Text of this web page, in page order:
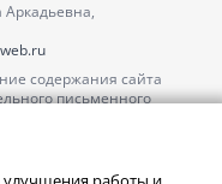
содержания сайта
письменного
по тел.